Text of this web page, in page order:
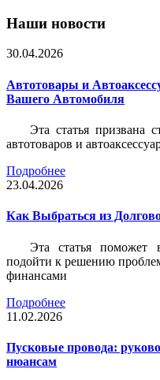
Наши новости
30.04.2026
Автотовары и
Вашего Автомобиля
Эта статья призвана
автотоваров и
Подробнее
23.04.2026
Как Выбраться из
Эта статья поможет
подойти к решению
финансами
Подробнее
11.02.2026
Пусковые провода:
нюансам